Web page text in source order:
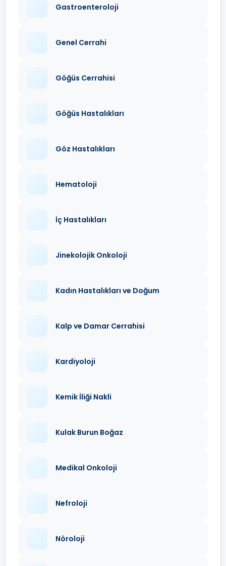
Gastroenteroloji
Genel Cerrahi
Göğüs Cerrahisi
Göğüs Hastalıkları
Göz Hastalıkları
Hematoloji
İç Hastalıkları
Jinekolojik Onkoloji
Kadın Hastalıkları ve Doğum
Kalp ve Damar Cerrahisi
Kardiyoloji
Kemik İliği Nakli
Kulak Burun Boğaz
Medikal Onkoloji
Nefroloji
Nöroloji